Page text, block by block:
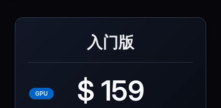
入门版
GPU $ 159